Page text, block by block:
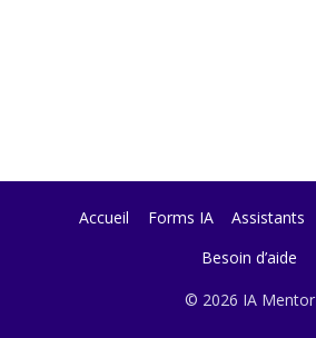
Accueil Forms IA Assistants
Besoin d’aide
© 2026 IA Mentor